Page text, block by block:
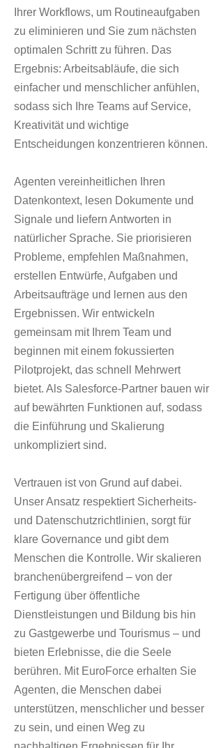
Ihrer Workflows, um Routineaufgaben
zu eliminieren und Sie zum nächsten
optimalen Schritt zu führen. Das
Ergebnis: Arbeitsabläufe, die sich
einfacher und menschlicher anfühlen,
sodass sich Ihre Teams auf Service,
Kreativität und wichtige
Entscheidungen konzentrieren können.
Agenten vereinheitlichen Ihren
Datenkontext, lesen Dokumente und
Signale und liefern Antworten in
natürlicher Sprache. Sie priorisieren
Probleme, empfehlen Maßnahmen,
erstellen Entwürfe, Aufgaben und
Arbeitsaufträge und lernen aus den
Ergebnissen. Wir entwickeln
gemeinsam mit Ihrem Team und
beginnen mit einem fokussierten
Pilotprojekt, das schnell Mehrwert
bietet. Als Salesforce-Partner bauen wir
auf bewährten Funktionen auf, sodass
die Einführung und Skalierung
unkompliziert sind.
Vertrauen ist von Grund auf dabei.
Unser Ansatz respektiert Sicherheits-
und Datenschutzrichtlinien, sorgt für
klare Governance und gibt dem
Menschen die Kontrolle. Wir skalieren
branchenübergreifend – von der
Fertigung über öffentliche
Dienstleistungen und Bildung bis hin
zu Gastgewerbe und Tourismus – und
bieten Erlebnisse, die die Seele
berühren. Mit EuroForce erhalten Sie
Agenten, die Menschen dabei
unterstützen, menschlicher und besser
zu sein, und einen Weg zu